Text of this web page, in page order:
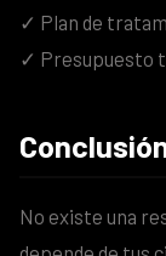
✓ Plan de
✓ Presupuesto
No existe una